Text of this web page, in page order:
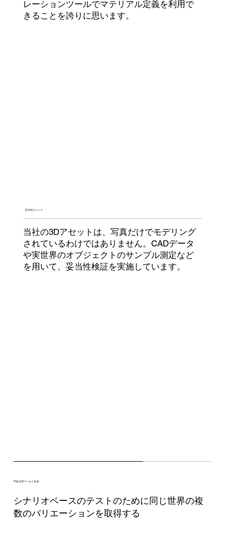
レーションツールでマテリアル定義を利用で
きることを誇りに思います。
妥当性チェック
当社の3Dアセットは、写真だけでモデリング
されているわけではありません。CADデータ
や実世界のオブジェクトのサンプル測定など
を用いて、妥当性検証を実施しています。
手続き型ワールド生成
シナリオベースのテストのために同じ世界の複
数のバリエーションを取得する